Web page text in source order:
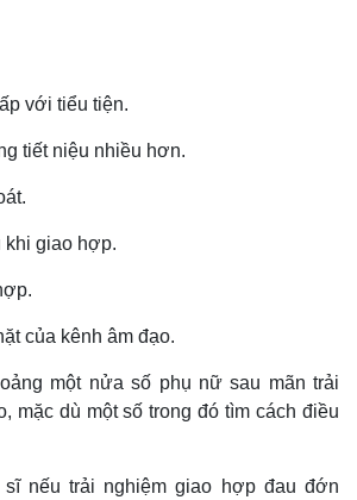
với tiểu tiện.
tiết niệu nhiều hơn.
khi giao hợp.
của kênh âm đạo.
một nửa số phụ nữ sau mãn trải
mặc dù một số trong đó tìm cách điều
sĩ nếu trải nghiệm giao hợp đau đớn